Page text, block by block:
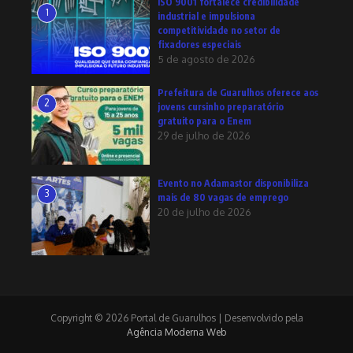
1
industrial e impulsiona
competitividade no setor de
fixadores especiais
5 de agosto de 2026
2
Prefeitura de Guarulhos oferece aos
jovens cursinho preparatório
gratuito para o Enem
29 de julho de 2026
3
Evento no Adamastor disponibiliza
mais de 80 vagas de emprego
20 de julho de 2026
Copyright © 2026 Portal de Guarulhos | Desenvolvido pela
Agência Moderna Web